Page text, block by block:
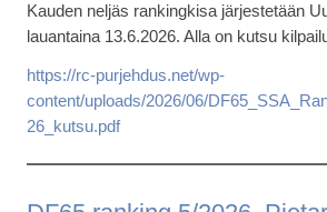
Kauden neljäs rankingkisa järjestetään
lauantaina 13.6.2026. Alla on kutsu
https://rc-purjehdus.net/wp-
content/uploads/2026/06/
26_kutsu.pdf